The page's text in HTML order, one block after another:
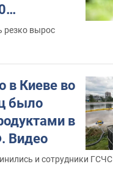
резко вырос
в Киеве во
было
в
Видео
и сотрудники ГСЧС